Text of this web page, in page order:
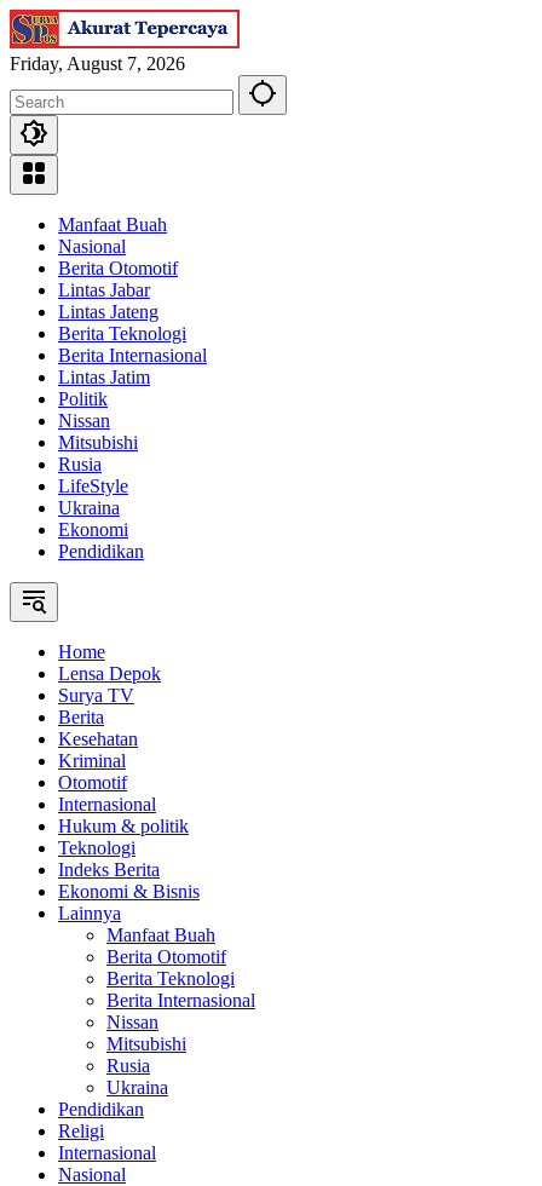
Skip
to
content
Friday, August 7, 2026
Manfaat Buah
Nasional
Berita Otomotif
Lintas Jabar
Lintas Jateng
Berita Teknologi
Berita Internasional
Lintas Jatim
Politik
Nissan
Mitsubishi
Rusia
LifeStyle
Ukraina
Ekonomi
Pendidikan
Home
Lensa Depok
Surya TV
Berita
Kesehatan
Kriminal
Otomotif
Internasional
Hukum & politik
Teknologi
Indeks Berita
Ekonomi & Bisnis
Lainnya
Manfaat Buah
Berita Otomotif
Berita Teknologi
Berita Internasional
Nissan
Mitsubishi
Rusia
Ukraina
Pendidikan
Religi
Internasional
Nasional